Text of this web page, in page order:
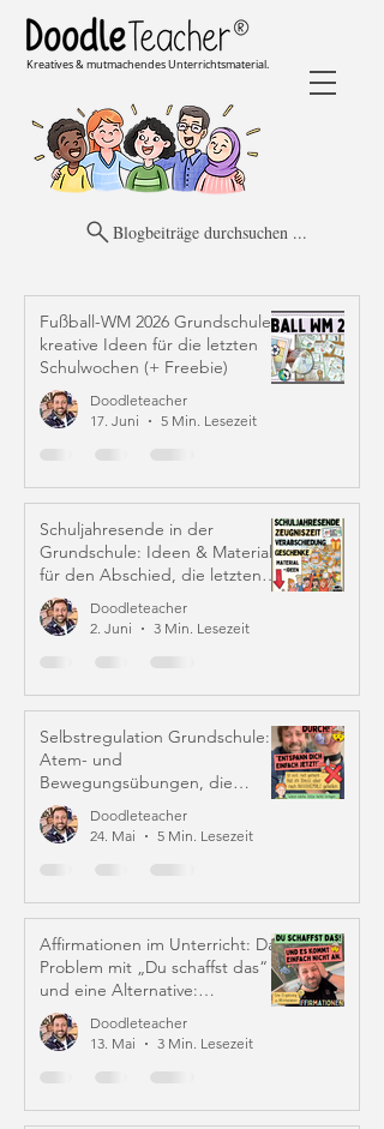
Kreatives & mutmachendes Unterrichtsmaterial.
Blogbeiträge durchsuchen ...
Fußball-WM 2026 Grundschule:
kreative Ideen für die letzten
Schulwochen (+ Freebie)
Doodleteacher
17. Juni
5 Min. Lesezeit
Schuljahresende in der
Grundschule: Ideen & Material
für den Abschied, die letzten
Schulwochen und Zeugniszeit
Doodleteacher
2. Juni
3 Min. Lesezeit
Selbstregulation Grundschule:
Atem- und
Bewegungsübungen, die
wirklich helfenDoodleteacher
24. Mai
5 Min. Lesezeit
Affirmationen im Unterricht: Das
Problem mit „Du schaffst das“
und eine Alternative:
Iffirmationen (!)
Doodleteacher
13. Mai
3 Min. Lesezeit